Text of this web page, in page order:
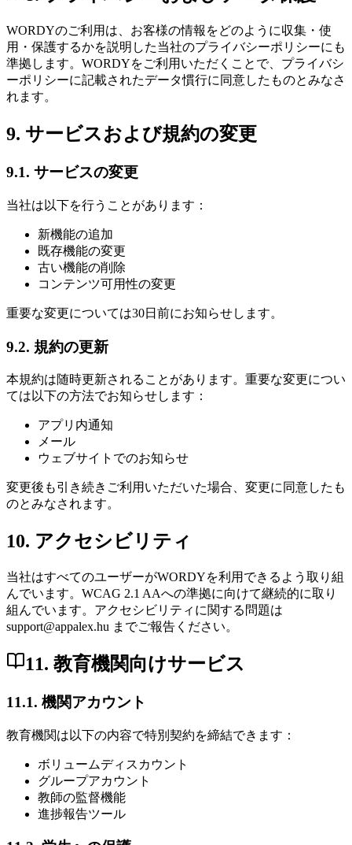
WORDYのご利用は、お客様の情報をどのように収集・使
用・保護するかを説明した当社のプライバシーポリシーにも
準拠します。WORDYをご利用いただくことで、プライバシ
ーポリシーに記載されたデータ慣行に同意したものとみなさ
れます。
9. サービスおよび規約の変更
9.1. サービスの変更
当社は以下を行うことがあります：
新機能の追加
既存機能の変更
古い機能の削除
コンテンツ可用性の変更
重要な変更については30日前にお知らせします。
9.2. 規約の更新
本規約は随時更新されることがあります。重要な変更につい
ては以下の方法でお知らせします：
アプリ内通知
メール
ウェブサイトでのお知らせ
変更後も引き続きご利用いただいた場合、変更に同意したも
のとみなされます。
10. アクセシビリティ
当社はすべてのユーザーがWORDYを利用できるよう取り組
んでいます。WCAG 2.1 AAへの準拠に向けて継続的に取り
組んでいます。アクセシビリティに関する問題は
support@appalex.hu までご報告ください。
11. 教育機関向けサービス
11.1. 機関アカウント
教育機関は以下の内容で特別契約を締結できます：
ボリュームディスカウント
グループアカウント
教師の監督機能
進捗報告ツール